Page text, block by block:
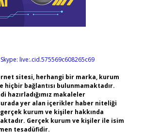
Skype: live:.cid.575569c608265c69
sitesi, herhangi bir marka, kurum
hiçbir bağlantısı bulunmamaktadır.
hazırladığımız makaleler
yer alan içerikler haber niteliği
kurum ve kişiler hakkında
Gerçek kurum ve kişiler ile isim
tesadüfidir.